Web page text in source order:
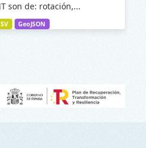
son de: rotación,...
GeoJSON